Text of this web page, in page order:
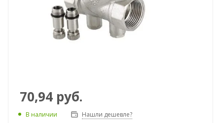
70,94 руб.
В наличии Нашли дешевле?